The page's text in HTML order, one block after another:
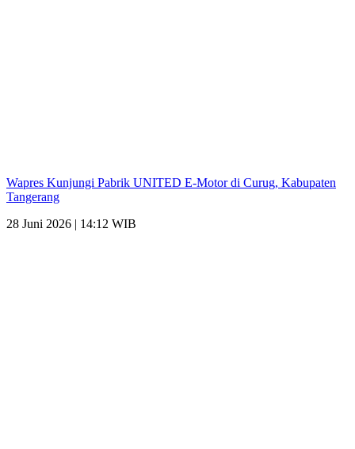
Wapres Kunjungi Pabrik UNITED E-Motor di Curug, Kabupaten
Tangerang
28 Juni 2026 | 14:12 WIB